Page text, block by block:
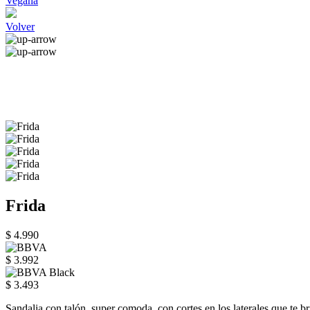
Volver
Frida
$ 4.990
$ 3.992
$ 3.493